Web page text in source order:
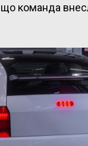
команда